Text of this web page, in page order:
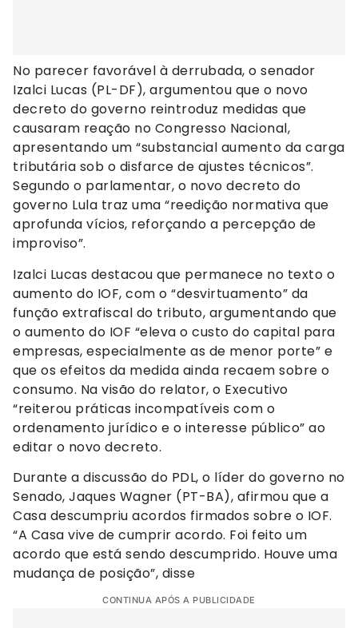
No parecer favorável à derrubada, o senador
Izalci Lucas (PL-DF), argumentou que o novo
decreto do governo reintroduz medidas que
causaram reação no Congresso Nacional,
apresentando um “substancial aumento da carga
tributária sob o disfarce de ajustes técnicos”.
Segundo o parlamentar, o novo decreto do
governo Lula traz uma “reedição normativa que
aprofunda vícios, reforçando a percepção de
improviso”.
Izalci Lucas destacou que permanece no texto o
aumento do IOF, com o “desvirtuamento” da
função extrafiscal do tributo, argumentando que
o aumento do IOF “eleva o custo do capital para
empresas, especialmente as de menor porte” e
que os efeitos da medida ainda recaem sobre o
consumo. Na visão do relator, o Executivo
“reiterou práticas incompatíveis com o
ordenamento jurídico e o interesse público” ao
editar o novo decreto.
Durante a discussão do PDL, o líder do governo no
Senado, Jaques Wagner (PT-BA), afirmou que a
Casa descumpriu acordos firmados sobre o IOF.
“A Casa vive de cumprir acordo. Foi feito um
acordo que está sendo descumprido. Houve uma
mudança de posição”, disse
CONTINUA APÓS A PUBLICIDADE